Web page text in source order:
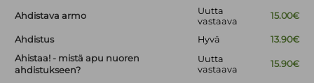
Ahdistava armo
Uutta
vastaava
15.00€
Ahdistus Hyvä
13.90€
Ahistaa! - mistä apu nuoren
ahdistukseen?
Uutta
vastaava
15.90€